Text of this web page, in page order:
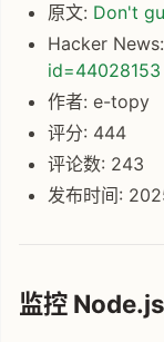
原文: Don't
Hacker News:
id=44028153
作者: e-topy
评分: 444
评论数: 243
发布时间:
监控